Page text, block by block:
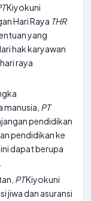
Kiyokuni
Hari Raya THR
yang
hak karyawan
raya
PT
pendidikan
pendidikan ke
dapat berupa
PTKiyokuni
jiwa dan asuransi